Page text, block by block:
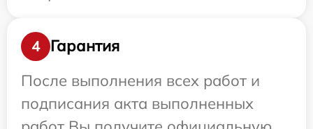
4
Гарантия
После выполнения всех работ и
подписания акта выполненных